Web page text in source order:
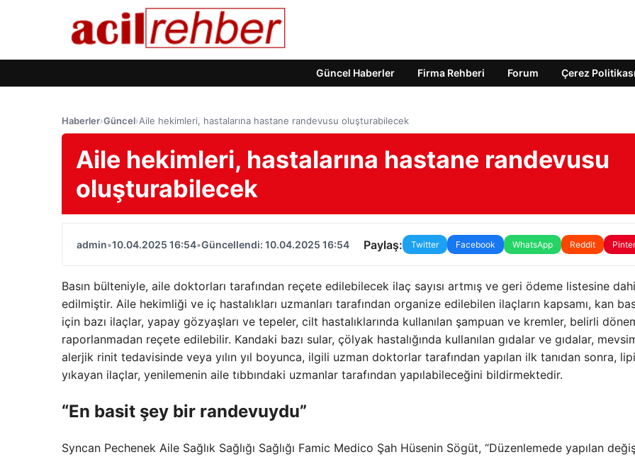
Güncel Haberler Firma Rehberi Forum Çerez Politikası
Haberler›Güncel›Aile hekimleri, hastalarına hastane randevusu oluşturabilecek
Aile hekimleri, hastalarına hastane randevusu
oluşturabilecek
admin•10.04.2025 16:54•Güncellendi: 10.04.2025 16:54 Paylaş: Twitter Facebook WhatsApp Reddit
Basın bülteniyle, aile doktorları tarafından reçete edilebilecek ilaç sayısı artmış ve geri ödeme listesine
edilmiştir. Aile hekimliği ve iç hastalıkları uzmanları tarafından organize edilebilen ilaçların kapsamı, kan
için bazı ilaçlar, yapay gözyaşları ve tepeler, cilt hastalıklarında kullanılan şampuan ve kremler, belirli
raporlanmadan reçete edilebilir. Kandaki bazı sular, çölyak hastalığında kullanılan gıdalar ve gıdalar,
alerjik rinit tedavisinde veya yılın yıl boyunca, ilgili uzman doktorlar tarafından yapılan ilk tanıdan sonra,
yıkayan ilaçlar, yenilemenin aile tıbbındaki uzmanlar tarafından yapılabileceğini bildirmektedir.
“En basit şey bir randevuydu”
Syncan Pechenek Aile Sağlık Sağlığı Sağlığı Famic Medico Şah Hüsenin Sögüt, “Düzenlemede yapılan